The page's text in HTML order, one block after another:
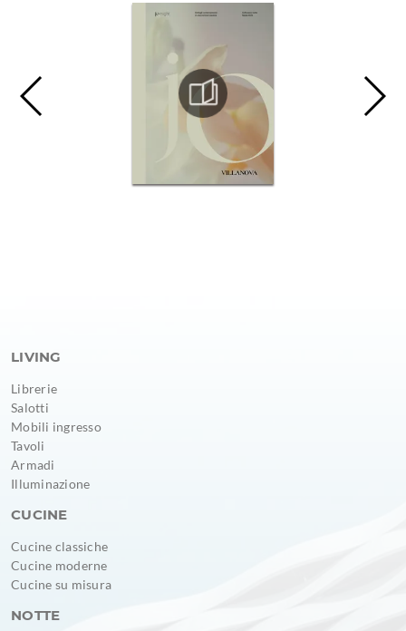
LIVING
Librerie
Salotti
Mobili ingresso
Tavoli
Armadi
Illuminazione
CUCINE
Cucine classiche
Cucine moderne
Cucine su misura
NOTTE